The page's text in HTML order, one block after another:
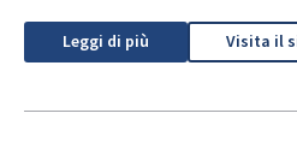
Leggi di più Visita il